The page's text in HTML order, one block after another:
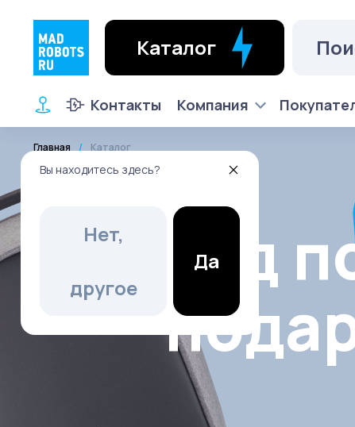
Вы находитесь здесь?
Нет,
другое
Да
Каталог
Контакты Компания
Главная Каталог
Гид